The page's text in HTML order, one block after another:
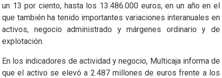
un 13 por ciento, hasta los 13.486.000 euros, en un año en el
que también ha tenido importantes variaciones interanuales en
activos, negocio administrado y márgenes ordinario y de
explotación.
En los indicadores de actividad y negocio, Multicaja informa de
que el activo se elevó a 2.487 millones de euros frente a los